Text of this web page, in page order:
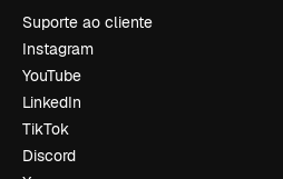
Suporte ao cliente
Instagram
YouTube
LinkedIn
TikTok
Discord